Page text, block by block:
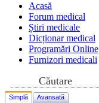
Acasă
Forum medical
Știri medicale
Dicționar medical
Programări Online
Furnizori medicali
Căutare
Simplă Avansată